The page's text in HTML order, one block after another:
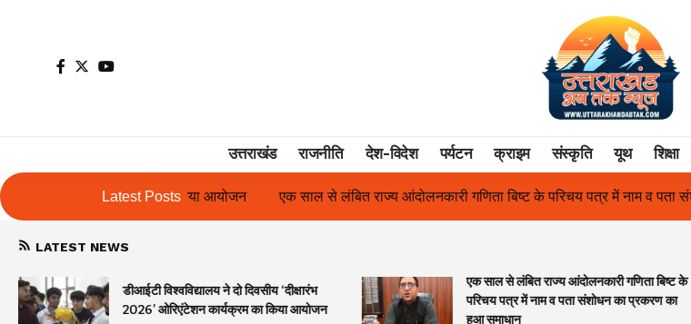
उत्तराखंड राजनीति देश-विदेश पर्यटन क्राइम संस्कृति यूथ शिक्षा
Latest Posts
आयोजन एक साल से लंबित राज्य आंदोलनकारी गणिता बिष्ट के परिचय पत्र में नाम व पता संशोधन का प्रकरण का हुआ समाधान
LATEST NEWS
डीआईटी विश्वविद्यालय ने दो दिवसीय ‘दीक्षारंभ
2026’ ओरिएंटेशन कार्यक्रम का किया आयोजन
एक साल से लंबित राज्य आंदोलनकारी गणिता बिष्ट के
परिचय पत्र में नाम व पता संशोधन का प्रकरण का
हुआ समाधान